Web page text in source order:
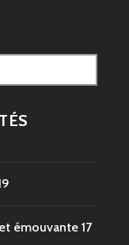
émouvante 17